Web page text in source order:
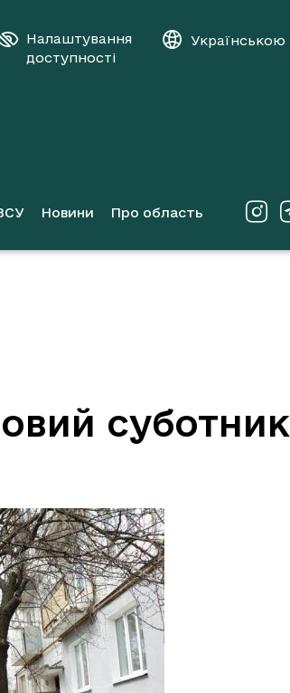
Налаштування
доступності
Українською
Новини Про область
суботник